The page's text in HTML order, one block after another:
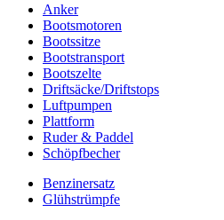
Anker
Bootsmotoren
Bootssitze
Bootstransport
Bootszelte
Driftsäcke/Driftstops
Luftpumpen
Plattform
Ruder & Paddel
Schöpfbecher
Benzinersatz
Glühstrümpfe